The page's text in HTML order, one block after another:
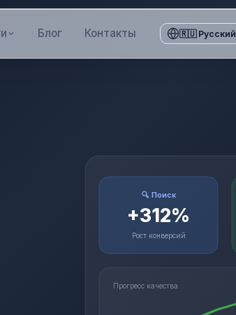
Блог Контакты 🇷🇺 Русский
🔍 Поиск
+312%
Рост конверсий
Прогресс качества